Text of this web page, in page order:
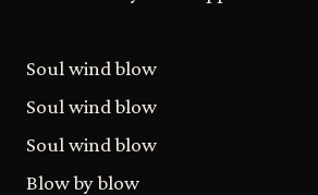
Soul wind blow
Soul wind blow
Soul wind blow
Blow by blow